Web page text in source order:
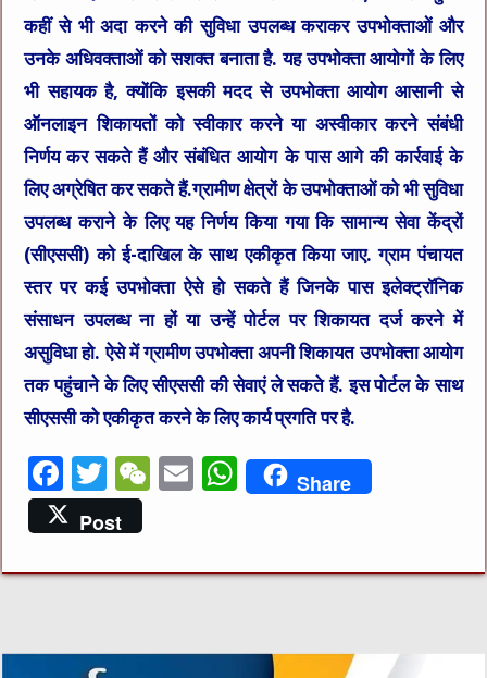
कहीं से भी अदा करने की सुविधा उपलब्ध कराकर उपभोक्ताओं और
उनके अधिवक्ताओं को सशक्त बनाता है. यह उपभोक्ता आयोगों के लिए
भी सहायक है, क्योंकि इसकी मदद से उपभोक्ता आयोग आसानी से
ऑनलाइन शिकायतों को स्वीकार करने या अस्वीकार करने संबंधी
निर्णय कर सकते हैं और संबंधित आयोग के पास आगे की कार्रवाई के
लिए अग्रेषित कर सकते हैं.ग्रामीण क्षेत्रों के उपभोक्ताओं को भी सुविधा
उपलब्ध कराने के लिए यह निर्णय किया गया कि सामान्य सेवा केंद्रों
(सीएससी) को ई-दाखिल के साथ एकीकृत किया जाए. ग्राम पंचायत
स्तर पर कई उपभोक्ता ऐसे हो सकते हैं जिनके पास इलेक्ट्रॉनिक
संसाधन उपलब्ध ना हों या उन्हें पोर्टल पर शिकायत दर्ज करने में
असुविधा हो. ऐसे में ग्रामीण उपभोक्ता अपनी शिकायत उपभोक्ता आयोग
तक पहुंचाने के लिए सीएससी की सेवाएं ले सकते हैं. इस पोर्टल के साथ
सीएससी को एकीकृत करने के लिए कार्य प्रगति पर है.
F
a
c
e
o
T
w
it
te
W
h
E
l
W
h
s
p
Share
Post